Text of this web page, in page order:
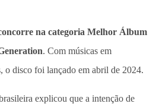
na categoria Melhor Álbum
. Com músicas em
o disco foi lançado em abril de 2024.
explicou que a intenção de